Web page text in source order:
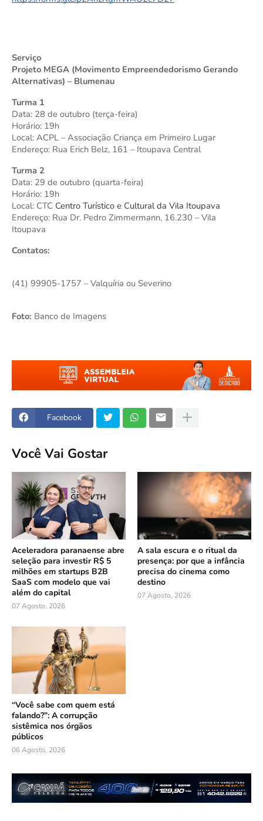
Serviço
Projeto MEGA (Movimento Empreendedorismo Gerando
Alternativas) – Blumenau
Turma 1
Data: 28 de outubro (terça-feira)
Horário: 19h
Local: ACPL – Associação Criança em Primeiro Lugar
Endereço: Rua Erich Belz, 161 – Itoupava Central
Turma 2
Data: 29 de outubro (quarta-feira)
Horário: 19h
Local: CTC Centro Turístico e Cultural da Vila Itoupava
Endereço: Rua Dr. Pedro Zimmermann, 16.230 – Vila
Itoupava
Contatos:
(41) 99905-1757 – Valquíria ou Severino
Foto: Banco de Imagens
Facebook
Você Vai Gostar
Aceleradora paranaense abre
seleção para investir R$ 5
milhões em startups B2B
SaaS com modelo que vai
além do capital
07 Agosto, 2026
A sala escura e o ritual da
presença: por que a infância
precisa do cinema como
destino
07 Agosto, 2026
“Você sabe com quem está
falando?”: A corrupção
sistêmica nos órgãos
públicos
06 Agosto, 2026